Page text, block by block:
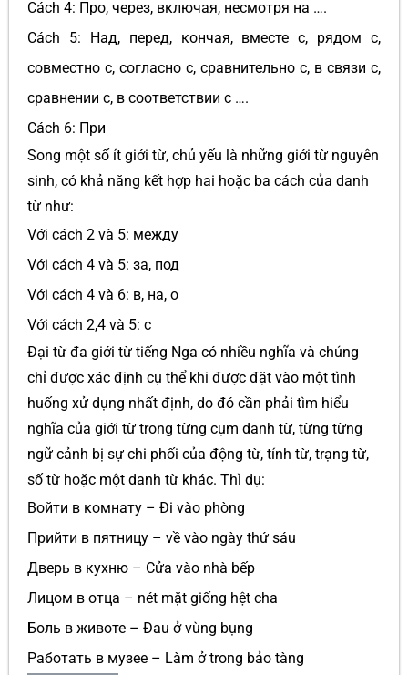
Cách 4: Про, через, включая, несмотря на ….
Cách 5: Над, перед, кончая, вместе с, рядом с,
совместно с, согласно с, сравнительно с, в связи с,
сравнении с, в соответствии с ….
Cách 6: При
Song một số ít giới từ, chủ yếu là những giới từ nguyên
sinh, có khả năng kết hợp hai hoặc ba cách của danh
từ như:
Với cách 2 và 5: между
Với cách 4 và 5: за, под
Với cách 4 và 6: в, на, о
Với cách 2,4 và 5: с
Đại từ đa giới từ tiếng Nga có nhiều nghĩa và chúng
chỉ được xác định cụ thể khi được đặt vào một tình
huống xử dụng nhất định, do đó cần phải tìm hiểu
nghĩa của giới từ trong từng cụm danh từ, từng từng
ngữ cảnh bị sự chi phối của động từ, tính từ, trạng từ,
số từ hoặc một danh từ khác. Thì dụ:
Войти в комнату – Đi vào phòng
Прийти в пятницу – về vào ngày thứ sáu
Дверь в кухню – Cửa vào nhà bếp
Лицом в отца – nét mặt giống hệt cha
Боль в животе – Đau ở vùng bụng
Работать в музее – Làm ở trong bảo tàng